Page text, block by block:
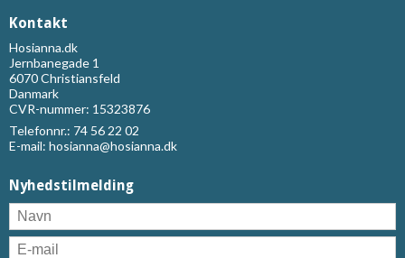
Kontakt
Hosianna.dk
Jernbanegade 1
6070 Christiansfeld
Danmark
CVR-nummer: 15323876
Telefonnr.: 74 56 22 02
E-mail: hosianna@hosianna.dk
Nyhedstilmelding